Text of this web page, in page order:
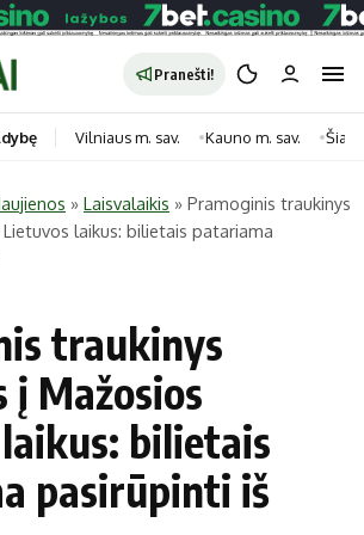
Pranešti!
Kategorijos
Horoskopai
Laisvalaikis
Maistas
Sveikata
Technologijos
Vilniaus m. sav. Kauno m. sav.
» Laisvalaikis » Pramoginis traukinys
laikus: bilietais patariama
traukinys
į Mažosios
bilietais
pasirūpinti iš